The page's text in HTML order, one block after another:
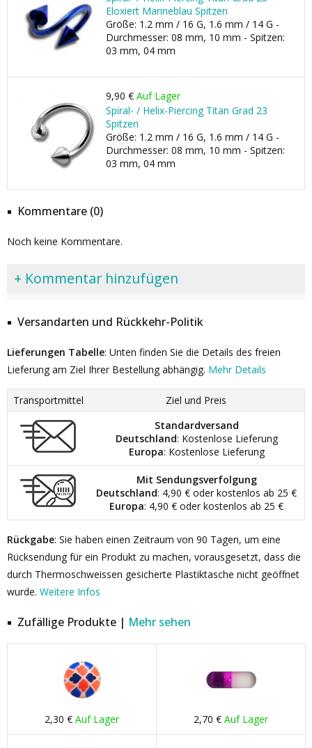
Eloxiert Marineblau Spitzen
Größe: 1.2 mm / 16 G, 1.6 mm / 14 G -
Durchmesser: 08 mm, 10 mm - Spitzen:
03 mm, 04 mm
9,90 € Auf Lager
Spiral- / Helix-Piercing Titan Grad 23
Spitzen
Größe: 1.2 mm / 16 G, 1.6 mm / 14 G -
Durchmesser: 08 mm, 10 mm - Spitzen:
03 mm, 04 mm
Kommentare (0)
Noch keine Kommentare.
+ Kommentar hinzufügen
Versandarten und Rückkehr-Politik
Lieferungen Tabelle: Unten finden Sie die Details des freien
Lieferung am Ziel Ihrer Bestellung abhängig. Mehr Details
Transportmittel
Ziel und Preis
Standardversand
Deutschland: Kostenlose Lieferung
Europa: Kostenlose Lieferung
Mit Sendungsverfolgung
Deutschland: 4,90 € oder kostenlos ab 25 €
Europa: 4,90 € oder kostenlos ab 25 €
Rückgabe: Sie haben einen Zeitraum von 90 Tagen, um eine
Rücksendung für ein Produkt zu machen, vorausgesetzt, dass die
durch Thermoschweissen gesicherte Plastiktasche nicht geöffnet
wurde. Weitere Infos
Zufällige Produkte | Mehr sehen
2,30 € Auf Lager 2,70 € Auf Lager